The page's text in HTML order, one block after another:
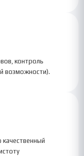
контроль
возможности).
качественный